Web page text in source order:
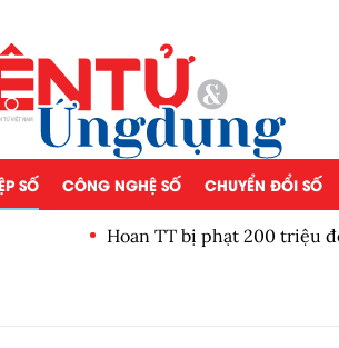
SỐ CÔNG NGHỆ SỐ CHUYỂN ĐỔI SỐ
Hoan TT bị phạt 200 triệu